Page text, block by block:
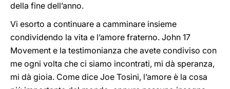
della fine dell’anno.
Vi esorto a continuare a camminare insieme
condividendo la vita e l’amore fraterno. John 17
Movement e la testimonianza che avete condiviso con
me ogni volta che ci siamo incontrati, mi dà speranza,
mi dà gioia. Come dice Joe Tosini, l’amore è la cosa